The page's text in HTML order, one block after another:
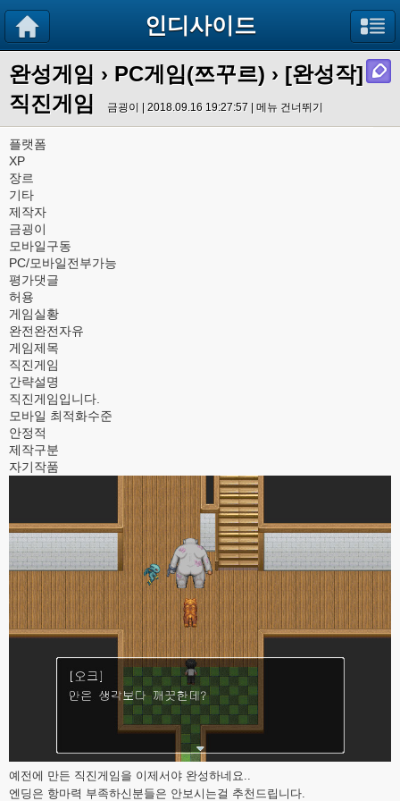
인디사이드
완성게임 › PC게임(쯔꾸르) › [완성작]
직진게임
금굉이 | 2018.09.16 19:27:57 | 메뉴 건너뛰기
플랫폼
XP
장르
기타
제작자
금굉이
모바일구동
PC/모바일전부가능
평가댓글
허용
게임실황
완전완전자유
게임제목
직진게임
간략설명
직진게임입니다.
모바일 최적화수준
안정적
제작구분
자기작품
예전에 만든 직진게임을 이제서야 완성하네요..
엔딩은 항마력 부족하신분들은 안보시는걸 추천드립니다.